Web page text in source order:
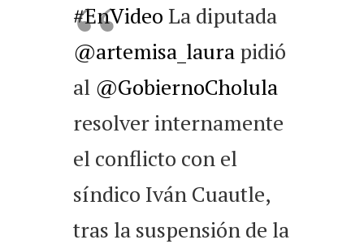
#EnVideo La diputada
@artemisa_laura pidió
al @GobiernoCholula
resolver internamente
el conflicto con el
síndico Iván Cuautle,
tras la suspensión de la